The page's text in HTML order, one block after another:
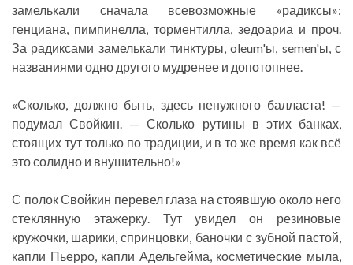
замелькали сначала всевозможные «радиксы»:
генциана, пимпинелла, торментилла, зедоариа и проч.
За радиксами замелькали тинктуры, oleum'ы, semen'ы, с
названиями одно другого мудренее и допотопнее.
«Сколько, должно быть, здесь ненужного балласта! —
подумал Свойкин. — Сколько рутины в этих банках,
стоящих тут только по традиции, и в то же время как всё
это солидно и внушительно!»
С полок Свойкин перевел глаза на стоявшую около него
стеклянную этажерку. Тут увидел он резиновые
кружочки, шарики, спринцовки, баночки с зубной пастой,
капли Пьерро, капли Адельгейма, косметические мыла,